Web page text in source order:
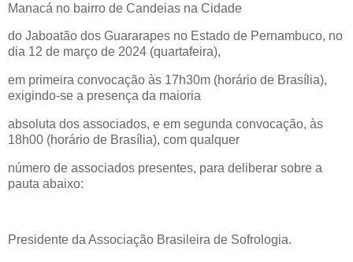
Manacá no bairro de Candeias na Cidade
do Jaboatão dos Guararapes no Estado de Pernambuco, no
dia 12 de março de 2024 (quartafeira),
em primeira convocação às 17h30m (horário de Brasília),
exigindo-se a presença da maioria
absoluta dos associados, e em segunda convocação, às
18h00 (horário de Brasília), com qualquer
número de associados presentes, para deliberar sobre a
pauta abaixo:
Presidente da Associação Brasileira de Sofrologia.